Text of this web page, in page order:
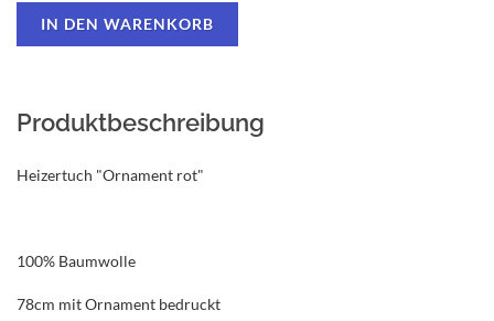
Produktbeschreibung
Heizertuch "Ornament rot"
100% Baumwolle
78cm mit Ornament bedruckt